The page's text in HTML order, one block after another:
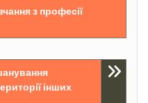
з професії
інших